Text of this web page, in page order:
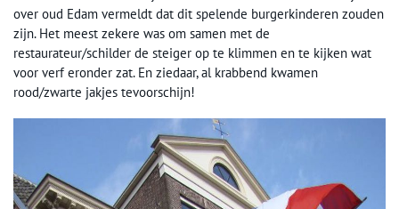
over oud Edam vermeldt dat dit spelende burgerkinderen zouden
zijn. Het meest zekere was om samen met de
restaurateur/schilder de steiger op te klimmen en te kijken wat
voor verf eronder zat. En ziedaar, al krabbend kwamen
rood/zwarte jakjes tevoorschijn!